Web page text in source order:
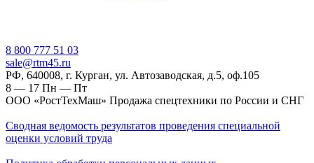
‎8 800 777 51 03
sale@rtm45.ru
РФ, 640008, г. Курган, ул. Автозаводская, д.5, оф.105
8 — 17 Пн — Пт
ООО «РостТехМаш» Продажа спецтехники по России и СНГ
Сводная ведомость результатов проведения специальной
оценки условий труда